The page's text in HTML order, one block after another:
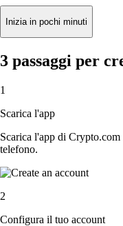
Inizia in pochi minuti
3 passaggi per
1
Scarica l'app
Scarica l'app di
telefono.
2
Configura il tuo account